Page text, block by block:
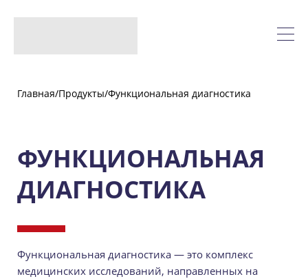
Главная/Продукты/Функциональная диагностика
ФУНКЦИОНАЛЬНАЯ
ДИАГНОСТИКА
Функциональная диагностика — это комплекс
медицинских исследований, направленных на